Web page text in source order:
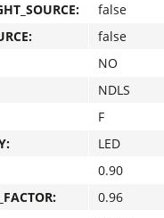
false
false
NO
NDLS
F
LED
0.90
0.96